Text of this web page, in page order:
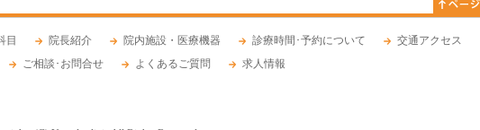
目 院長紹介 院内施設・医療機器 診療時間･予約について
交通アクセス
ご相談･お問合せ よくあるご質問
求人情報